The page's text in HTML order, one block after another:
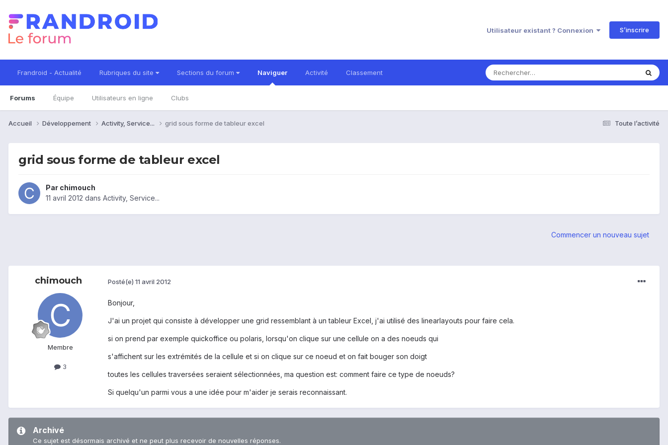
Utilisateur existant ? Connexion S’inscrire
Frandroid - Actualité Rubriques du site Sections du forum Naviguer
Forums Équipe Utilisateurs en ligne Clubs
Activité Classement
Toute l’activité
Accueil Développement Activity, Service... grid sous forme de tableur excel
grid sous forme de tableur excel
Par chimouch
11 avril 2012 dans Activity, Service...
Commencer un nouveau sujet
chimouch
Membre
3
Posté(e) 11 avril 2012
Bonjour,
J'ai un projet qui consiste à développer une grid ressemblant à un tableur Excel, j'ai utilisé des linearlayouts pour faire cela.
si on prend par exemple quickoffice ou polaris, lorsqu'on clique sur une cellule on a des noeuds qui
s'affichent sur les extrémités de la cellule et si on clique sur ce noeud et on fait bouger son doigt
toutes les cellules traversées seraient sélectionnées, ma question est: comment faire ce type de noeuds?
Si quelqu'un parmi vous a une idée pour m'aider je serais reconnaissant.
Archivé
Ce sujet est désormais archivé et ne peut plus recevoir de nouvelles réponses.